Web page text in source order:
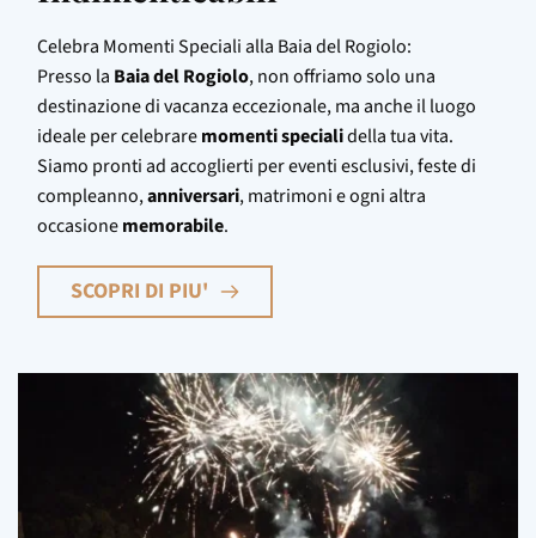
Celebra Momenti Speciali alla Baia del Rogiolo:
Presso la Baia del Rogiolo, non offriamo solo una
destinazione di vacanza eccezionale, ma anche il luogo
ideale per celebraremomenti specialidella tua vita.
Siamo pronti ad accoglierti per eventi esclusivi, feste di
compleanno,anniversari, matrimoni e ogni altra
occasionememorabile.
SCOPRI DI PIU'